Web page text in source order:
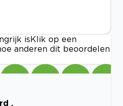
is Klik op een
anderen dit beoordelen
.